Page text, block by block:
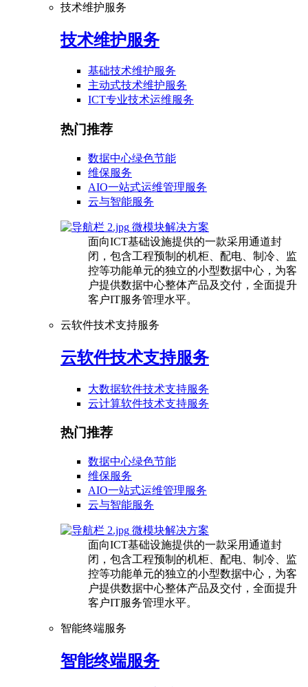
技术维护服务
技术维护服务
基础技术维护服务
主动式技术维护服务
ICT专业技术运维服务
热门推荐
数据中心绿色节能
维保服务
AIO一站式运维管理服务
云与智能服务
微模块解决方案
面向ICT基础设施提供的一款采用通道封
闭，包含工程预制的机柜、配电、制冷、监
控等功能单元的独立的小型数据中心，为客
户提供数据中心整体产品及交付，全面提升
客户IT服务管理水平。
云软件技术支持服务
云软件技术支持服务
大数据软件技术支持服务
云计算软件技术支持服务
热门推荐
数据中心绿色节能
维保服务
AIO一站式运维管理服务
云与智能服务
微模块解决方案
面向ICT基础设施提供的一款采用通道封
闭，包含工程预制的机柜、配电、制冷、监
控等功能单元的独立的小型数据中心，为客
户提供数据中心整体产品及交付，全面提升
客户IT服务管理水平。
智能终端服务
智能终端服务